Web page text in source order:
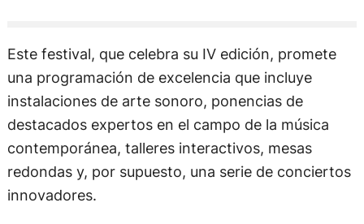
Este festival, que celebra su IV edición, promete
una programación de excelencia que incluye
instalaciones de arte sonoro, ponencias de
destacados expertos en el campo de la música
contemporánea, talleres interactivos, mesas
redondas y, por supuesto, una serie de conciertos
innovadores.